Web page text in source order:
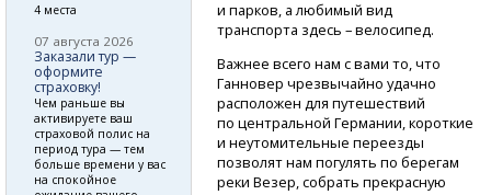
и парков, а любимый вид
транспорта здесь – велосипед.
Важнее всего нам с вами то, что
Ганновер чрезвычайно удачно
расположен для путешествий
по центральной Германии, короткие
и неутомительные переезды
позволят нам погулять по берегам
реки Везер, собрать прекрасную
4 места
07 августа 2026
Заказали тур —
оформите
страховку!
Чем раньше вы
активируете ваш
страховой полис на
период тура — тем
больше времени у вас
на спокойное